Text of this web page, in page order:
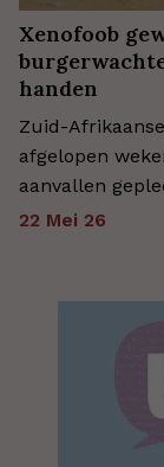
Xenofoob
handen
Zuid-
afgelopen
aanvallen
22 Mei 26